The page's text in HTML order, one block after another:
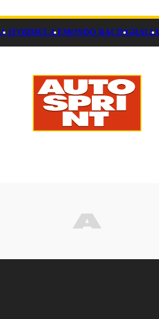
1FORMULA EMONDO RACING